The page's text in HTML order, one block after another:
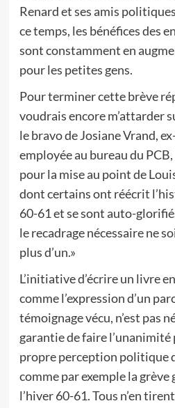
Renard et ses amis
ce temps, les bénéfices des
sont constamment en
pour les petites gens.
Pour terminer cette brève
voudrais encore m’attarder
le bravo de Josiane Vrand,
employée au bureau du
pour la mise au point de
dont certains ont réécrit
60-61 et se sont auto-
le recadrage nécessaire ne
plus d’un.»
L’initiative d’écrire un livre
comme l’expression d’un
témoignage vécu, n’est pas
garantie de faire l’unanimité
propre perception politique
comme par exemple la
l’hiver 60-61. Tous n’en